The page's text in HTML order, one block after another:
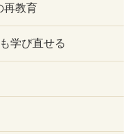
再教育
学び直せる